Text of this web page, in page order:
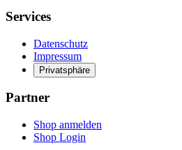
Services
Datenschutz
Impressum
Privatsphäre
Partner
Shop anmelden
Shop Login